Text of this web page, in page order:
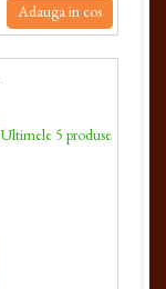
Adauga in cos
Ultimele 5 produse